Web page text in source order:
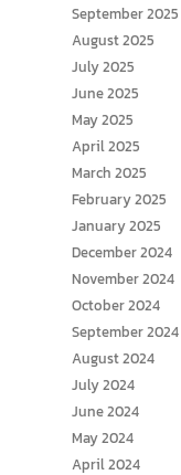
September 2025
August 2025
July 2025
June 2025
May 2025
April 2025
March 2025
February 2025
January 2025
December 2024
November 2024
October 2024
September 2024
August 2024
July 2024
June 2024
May 2024
April 2024